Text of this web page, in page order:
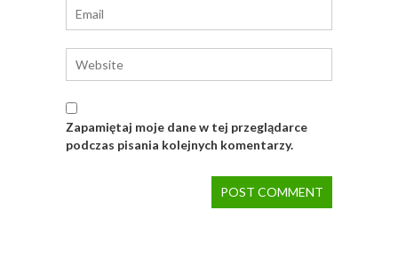
Zapamiętaj moje dane w tej przeglądarce
podczas pisania kolejnych komentarzy.